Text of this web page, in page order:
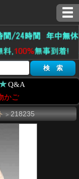
Q&A
かご
> 218235